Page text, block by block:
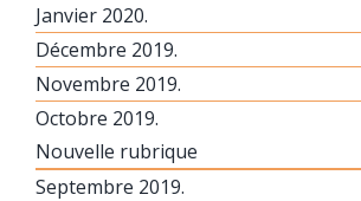
Janvier 2020.
Décembre 2019.
Novembre 2019.
Octobre 2019.
Nouvelle rubrique
Septembre 2019.